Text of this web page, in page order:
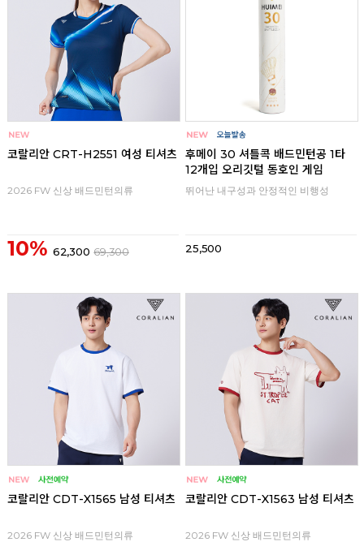
코랄리안 CRT-H2551 여성 티셔츠
2026 FW 신상 배드민턴의류
10% 62,300 69,300
후메이 30 셔틀콕 배드민턴공 1타
12개입 오리깃털 동호인 게임
뛰어난 내구성과 안정적인 비행성
25,500
코랄리안 CDT-X1565 남성 티셔츠
2026 FW 신상 배드민턴의류
코랄리안 CDT-X1563 남성 티셔츠
2026 FW 신상 배드민턴의류